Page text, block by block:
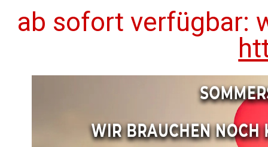
ab sofort verfügbar: